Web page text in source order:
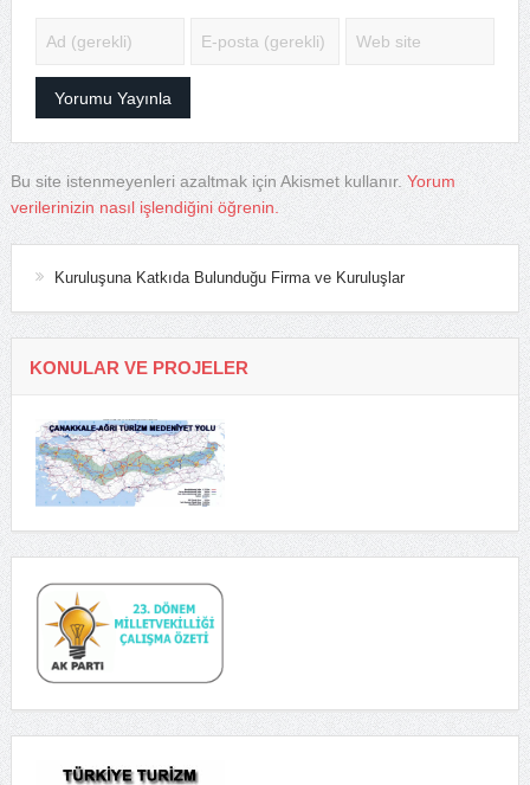
Bu site istenmeyenleri azaltmak için Akismet kullanır. Yorum
verilerinizin nasıl işlendiğini öğrenin.
Kuruluşuna Katkıda Bulunduğu Firma ve Kuruluşlar
KONULAR VE PROJELER